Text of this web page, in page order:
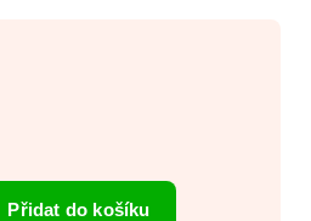
Přidat do košíku